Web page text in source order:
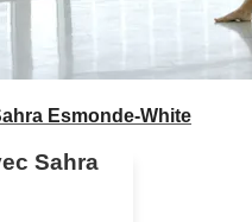
Esmonde-White
Sahra